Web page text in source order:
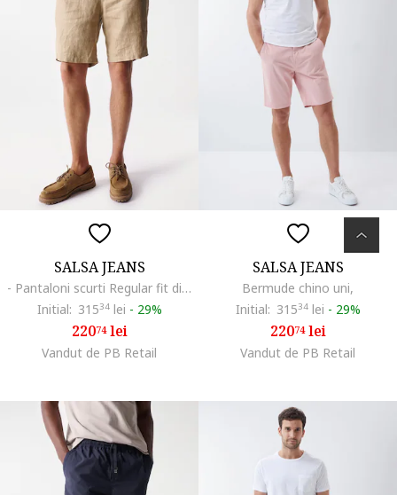
SALSA JEANS
- Pantaloni scurti Regular fit din in
Initial: 31534lei - 29%
22074lei
Vandut de PB Retail
SALSA JEANS
Bermude chino uni,
Initial: 31534lei - 29%
22074lei
Vandut de PB Retail